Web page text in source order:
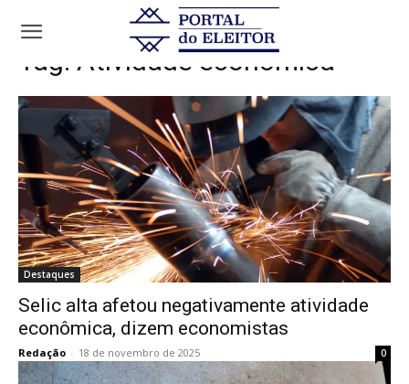
Tags Atividade econômica
Tag: Atividade econômica
Destaques
Selic alta afetou negativamente atividade
econômica, dizem economistas
Redação - 18 de novembro de 2025 0